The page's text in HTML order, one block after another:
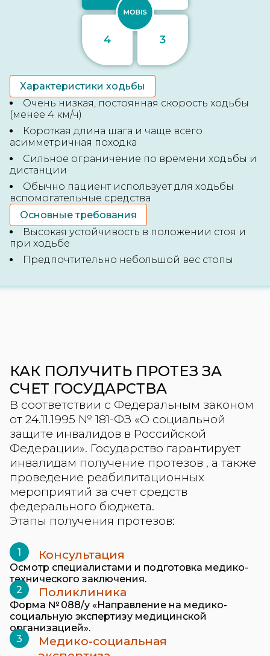
Характеристики ходьбы
Очень низкая, постоянная скорость ходьбы
(менее 4 км/ч)
Короткая длина шага и чаще всего
асимметричная походка
Сильное ограничение по времени ходьбы и
дистанции
Обычно пациент использует для ходьбы
вспомогательные средства
Основные требования
Высокая устойчивость в положении стоя и
при ходьбе
Предпочтительно небольшой вес стопы
КАК ПОЛУЧИТЬ ПРОТЕЗ ЗА
СЧЕТ ГОСУДАРСТВА
В соответствии с Федеральным законом
от 24.11.1995 № 181-ФЗ «О социальной
защите инвалидов в Российской
Федерации». Государство гарантирует
инвалидам получение протезов , а также
проведение реабилитационных
мероприятий за счет средств
федерального бюджета.
Этапы получения протезов:
Консультация
Осмотр специалистами и подготовка медико-
технического заключения.
Поликлиника
Форма № 088/у «Направление на медико-
социальную экспертизу медицинской
организацией».
Медико-социальная
Горячая линия
+7 (495) 822 77 11
Звонок бесплатный
Мессенджеры
и соц. сети
Построить маршрут
Санкт-Петербург, Кудрово,
ул. Строителей, 33
Построить маршрут